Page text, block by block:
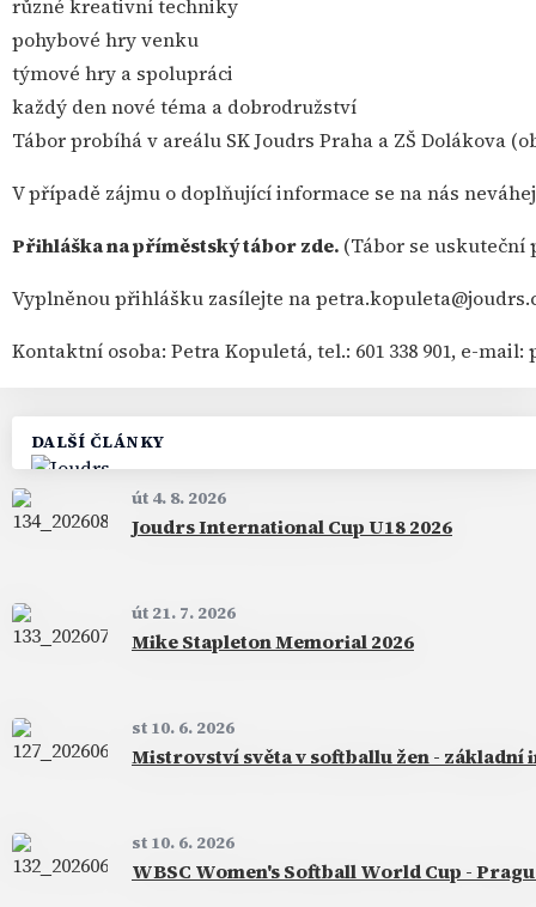
DALŠÍ ČLÁNKY
út 4. 8. 2026
Joudrs International Cup U18 2026
út 21. 7. 2026
Mike Stapleton Memorial 2026
st 10. 6. 2026
Mistrovství světa v softballu žen -
st 10. 6. 2026
WBSC Women's Softball World Cup -
různé kreativní techniky
pohybové hry venku
týmové hry a spolupráci
každý den nové téma a dobrodružství
Tábor probíhá v areálu SK Joudrs Praha a ZŠ Dolákova
V případě zájmu o doplňující informace se na nás
Přihláška na příměstský táborzde. (Tábor se
Vyplněnou přihlášku zasílejte na
Kontaktní osoba: Petra Kopuletá, tel.: 601 338 901, e-mail: